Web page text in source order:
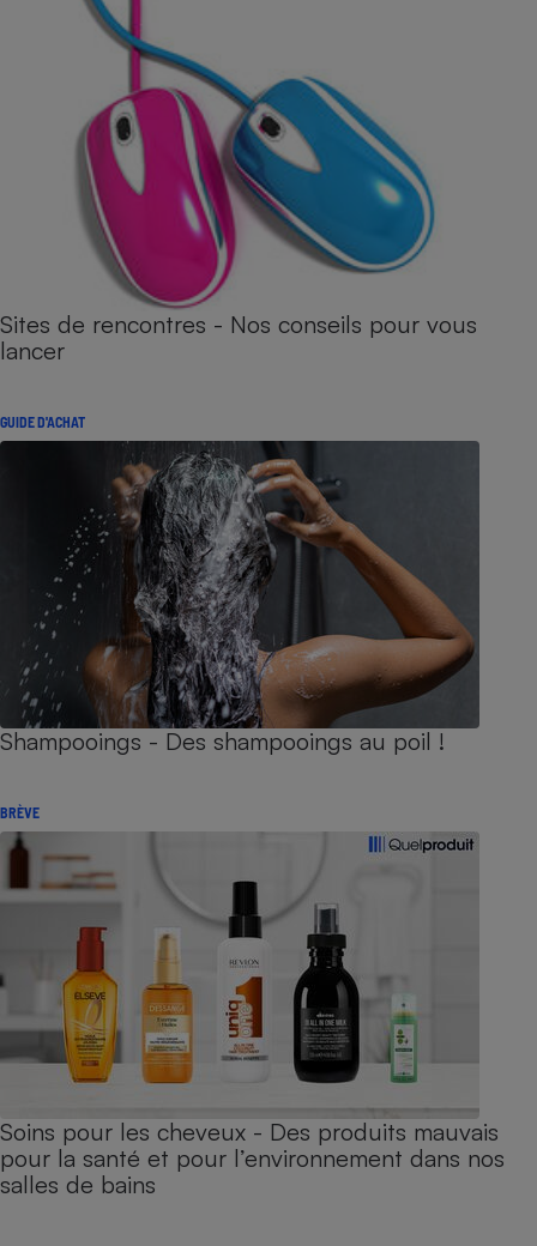
Sites de rencontres - Nos conseils pour vous
lancer
GUIDE D'ACHAT
Shampooings - Des shampooings au poil !
BRÈVE
Soins pour les cheveux - Des produits mauvais
pour la santé et pour l’environnement dans nos
salles de bains